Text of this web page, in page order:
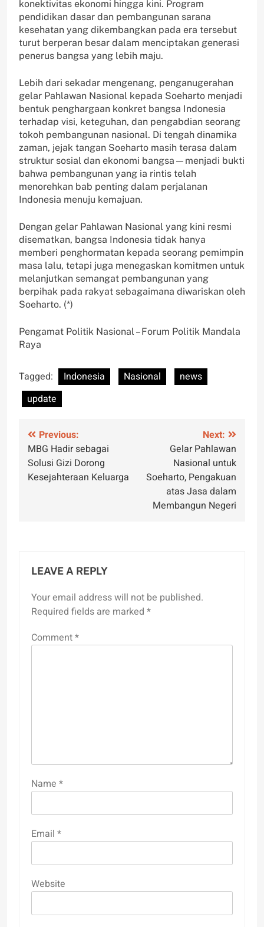
konektivitas ekonomi hingga kini. Program
pendidikan dasar dan pembangunan sarana
kesehatan yang dikembangkan pada era tersebut
turut berperan besar dalam menciptakan generasi
penerus bangsa yang lebih maju.
Lebih dari sekadar mengenang, penganugerahan
gelar Pahlawan Nasional kepada Soeharto menjadi
bentuk penghargaan konkret bangsa Indonesia
terhadap visi, keteguhan, dan pengabdian seorang
tokoh pembangunan nasional. Di tengah dinamika
zaman, jejak tangan Soeharto masih terasa dalam
struktur sosial dan ekonomi bangsa—menjadi bukti
bahwa pembangunan yang ia rintis telah
menorehkan bab penting dalam perjalanan
Indonesia menuju kemajuan.
Dengan gelar Pahlawan Nasional yang kini resmi
disematkan, bangsa Indonesia tidak hanya
memberi penghormatan kepada seorang pemimpin
masa lalu, tetapi juga menegaskan komitmen untuk
melanjutkan semangat pembangunan yang
berpihak pada rakyat sebagaimana diwariskan oleh
Soeharto. (*)
Pengamat Politik Nasional – Forum Politik Mandala
Raya
Tagged: Indonesia Nasional
news
update
Post
navigation
Previous:
MBG Hadir sebagai
Solusi Gizi Dorong
Kesejahteraan Keluarga
Next:
Gelar Pahlawan
Nasional untuk
Soeharto, Pengakuan
atas Jasa dalam
Membangun Negeri
LEAVE A REPLY
Your email address will not be published.
Required fields are marked *
Comment*
Name *
Email *
Website